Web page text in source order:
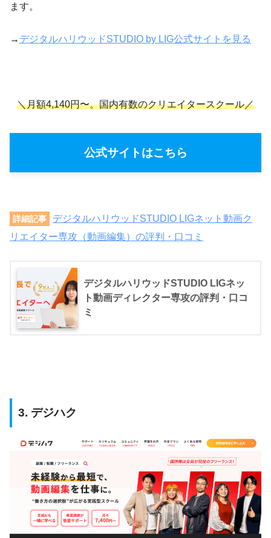
ます。
→ デジタルハリウッドSTUDIO by LIG公式サイトを見る
＼月額4,140円〜。国内有数のクリエイタースクール／
公式サイトはこちら
詳細記事
デジタルハリウッドSTUDIO LIGネット動画ク
リエイター専攻（動画編集）の評判・口コミ
デジタルハリウッドSTUDIO LIGネッ
ト動画ディレクター専攻の評判・口コ
ミ
3. デジハク